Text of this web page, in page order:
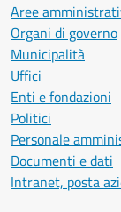
Aree
Organi di governo
Municipalità
Uffici
Enti e fondazioni
Politici
Personale
Documenti e dati
Intranet, posta